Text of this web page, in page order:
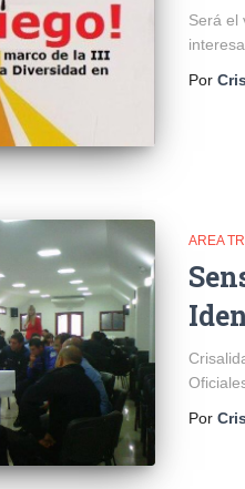
Será el
Por
AREA
Por